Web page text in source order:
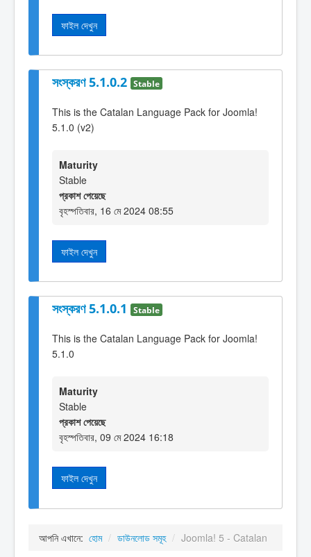
ফাইল দেখুন
সংস্করণ 5.1.0.2 Stable
This is the Catalan Language Pack for Joomla!
5.1.0 (v2)
Maturity
Stable
প্রকাশ পেয়েছে
বৃহস্পতিবার, 16 মে 2024 08:55
ফাইল দেখুন
সংস্করণ 5.1.0.1 Stable
This is the Catalan Language Pack for Joomla!
5.1.0
Maturity
Stable
প্রকাশ পেয়েছে
বৃহস্পতিবার, 09 মে 2024 16:18
ফাইল দেখুন
আপনি এখানে: হোম / ডাউনলোড সমূহ / Joomla! 5 - Catalan